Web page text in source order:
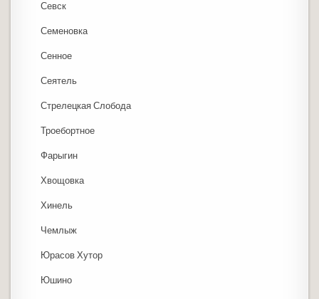
Севск
Семеновка
Сенное
Сеятель
Стрелецкая Слобода
Троебортное
Фарыгин
Хвощовка
Хинель
Чемлыж
Юрасов Хутор
Юшино